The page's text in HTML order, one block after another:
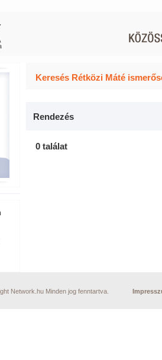
Keresés Rétközi Máté
Rendezés
0 találat
Network.hu Minden jog fenntartva.